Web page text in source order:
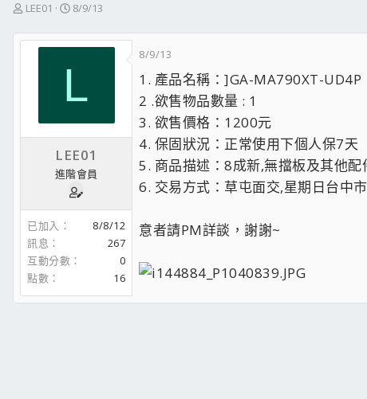
主
發
LEE01
開
日
8/9/13
L
LEE01
進階會員
已加入
8/8/12
訊息
267
互動分數
0
點數
16
8/9/13
1. 產品名稱：]GA-MA790XT-UD4P
2 .欲售物品數量 : 1
3. 欲售價格：1200元
4. 保固狀況：正常使用下個人保7天
5. 商品描述：8成新,無擋板及其他配
6. 交易方式：草屯面交,星期日台中
意者請PM詳談，謝謝~